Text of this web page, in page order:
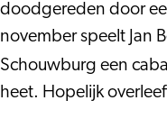
doodgereden door
november speelt Jan
Schouwburg een
heet. Hopelijk